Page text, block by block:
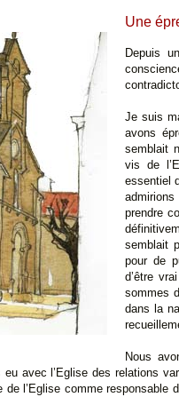
Une
Depuis
Je suis
avons
semblait
vis de
essentiel
prendre
semblait
pour de
d’être
sommes
dans la
Nous
eu avec l’Eglise des relations
l’Eglise comme responsable